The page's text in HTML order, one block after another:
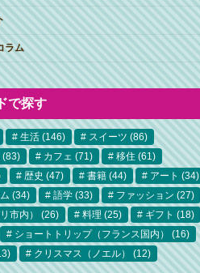
ラム
で探す
生活 (146) スイーツ (86)
(83) カフェ (71) 移住 (61)
歴史 (47) 書籍 (44) アート (34)
(34) 語学 (33) ファッション (27)
市内）
(26) 料理 (25) ギフト (18)
ショートトリップ（フランス国内）
(16)
クリスマス（ノエル） (12)